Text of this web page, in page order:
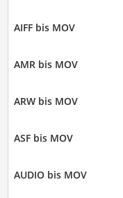
AIFF bis MOV
AMR bis MOV
ARW bis MOV
ASF bis MOV
AUDIO bis MOV